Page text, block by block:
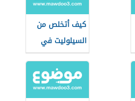
كيف أتخلص من
السيلوليت في
الأرداف